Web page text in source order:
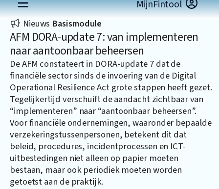
MijnFintool
Nieuws Basismodule
AFM DORA-update 7: van implementeren
naar aantoonbaar beheersen
De AFM constateert in DORA-update 7 dat de
financiële sector sinds de invoering van de Digital
Operational Resilience Act grote stappen heeft gezet.
Tegelijkertijd verschuift de aandacht zichtbaar van
“implementeren” naar “aantoonbaar beheersen”.
Voor financiële ondernemingen, waaronder bepaalde
verzekeringstussenpersonen, betekent dit dat
beleid, procedures, incidentprocessen en ICT-
uitbestedingen niet alleen op papier moeten
bestaan, maar ook periodiek moeten worden
getoetst aan de praktijk.